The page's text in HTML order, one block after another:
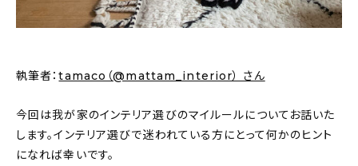
About
執筆者：tamaco（@mattam_interior） さん
今回は我が家のインテリア選びのマイルールについてお話いた
します。インテリア選びで迷われている方にとって何かのヒント
になれば幸いです。